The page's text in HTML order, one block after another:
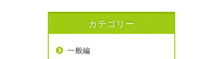
月～金 8:30~18:30
定休日 日、祝
カテゴリー
一般編